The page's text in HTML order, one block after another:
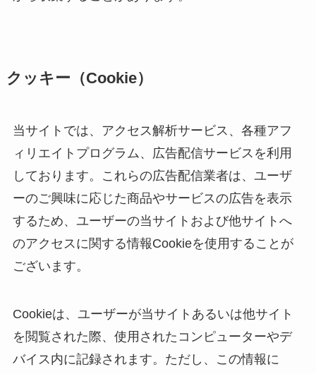
クッキー（Cookie）
当サイトでは、アクセス解析サービス、各種アフ
ィリエイトプログラム、広告配信サービスを利用
しております。これらの広告配信業者は、ユーザ
ーのご興味に応じた商品やサービスの広告を表示
するため、ユーザーの当サイトおよび他サイトへ
のアクセスに関する情報Cookieを使用することが
ございます。
Cookieは、ユーザーが当サイトあるいは他サイト
を閲覧された際、使用されたコンピューターやデ
バイス内に記録されます。ただし、この情報に